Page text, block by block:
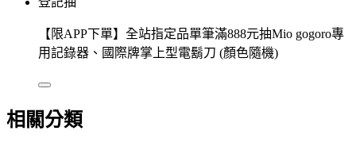
【限APP下單】全站指定品單筆滿888元抽Mio gogoro專
用記錄器、國際牌掌上型電鬍刀 (顏色隨機)
相關分類